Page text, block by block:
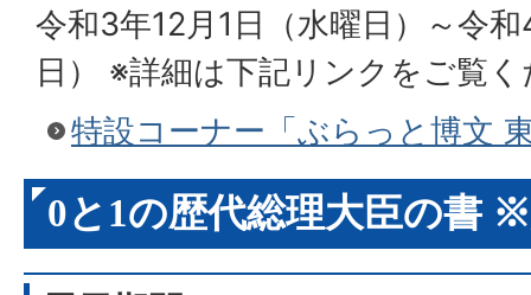
令和3年12月1日（水曜日）～令
日） ※詳細は下記リンクをご覧
特設コーナー「ぶらっと博文
0と1の歴代総理大臣の書